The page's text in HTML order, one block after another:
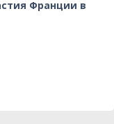
Франции в